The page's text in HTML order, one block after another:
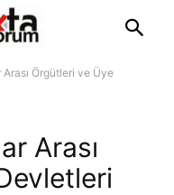
Örgütleri ve Üye
Arası